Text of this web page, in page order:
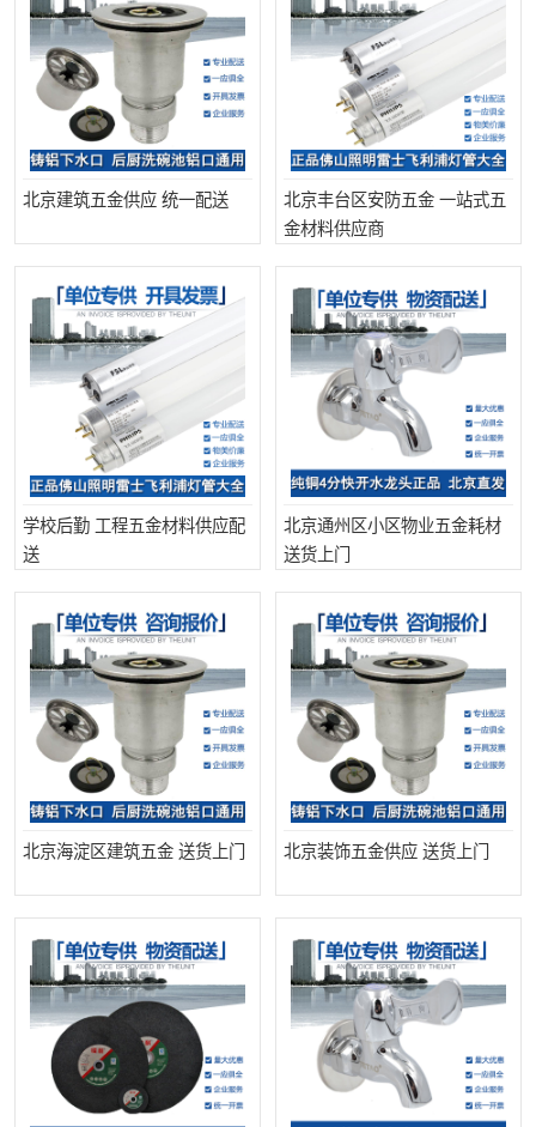
北京建筑五金供应 统一配送
北京丰台区安防五金 一站式五
金材料供应商
学校后勤 工程五金材料供应配
送
北京通州区小区物业五金耗材
送货上门
北京海淀区建筑五金 送货上门 北京装饰五金供应 送货上门